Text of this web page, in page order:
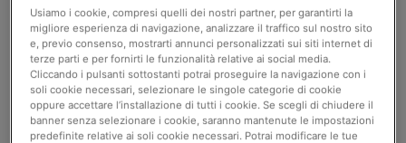
C E Ferulic
Siero antiossidante giorno con
Vitamina C ed E in forma pura, aiuta
a migliorare l'aspetto delle rughe e
delle linee sottili.
4.4 (9425)
Triple Lipid Restore 2:4:2
Crema idratante anti-età con lipidi
4.5 (3084)
Usiamo i cookie, compresi quelli dei nostri partner, per garantirti la
migliore esperienza di navigazione, analizzare il traffico sul nostro sito
e, previo consenso, mostrarti annunci personalizzati sui siti internet di
terze parti e per fornirti le funzionalità relative ai social media.
Cliccando i pulsanti sottostanti potrai proseguire la navigazione con i
soli cookie necessari, selezionare le singole categorie di cookie
oppure accettare l’installazione di tutti i cookie. Se scegli di chiudere il
banner senza selezionare i cookie, saranno mantenute le impostazioni
predefinite relative ai soli cookie necessari. Potrai modificare le tue